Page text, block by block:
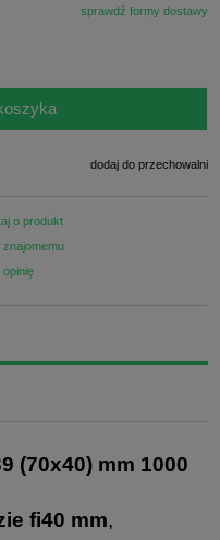
płatnościsprawdź formy dostawy
dodaj do przechowalni
o produkt
znajomemu
opinię
(70x40) mm 1000
fi40 mm,